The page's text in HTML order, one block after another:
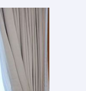
امارات
میں
تاجکستان
کے
سفیر
سے